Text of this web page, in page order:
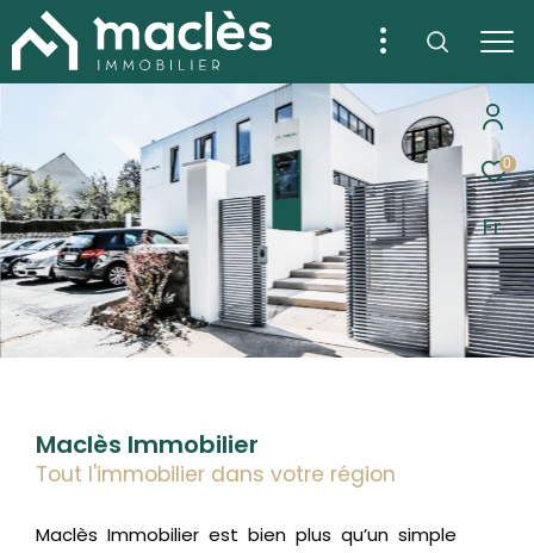
0
Fr
Maclès Immobilier
Tout l'immobilier dans votre région
Maclès Immobilier est bien plus qu’un simple